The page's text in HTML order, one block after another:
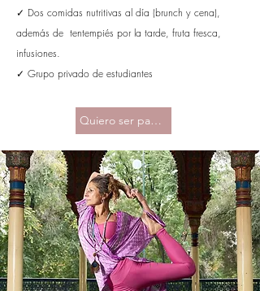
✓ Dos comidas nutritivas al día (brunch y cena),
además de tentempiés por la tarde, fruta fresca,
infusiones.
✓ Grupo privado de estudiantes
Quiero ser parte!